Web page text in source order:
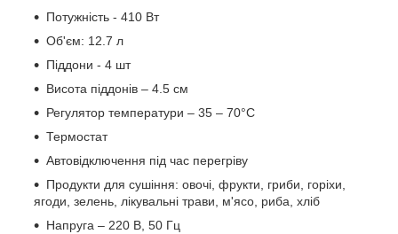
Потужність - 410 Вт
Об'єм: 12.7 л
Піддони - 4 шт
Висота піддонів – 4.5 см
Регулятор температури – 35 – 70°С
Термостат
Автовідключення під час перегріву
Продукти для сушіння: овочі, фрукти, гриби, горіхи,
ягоди, зелень, лікувальні трави, м'ясо, риба, хліб
Напруга – 220 В, 50 Гц